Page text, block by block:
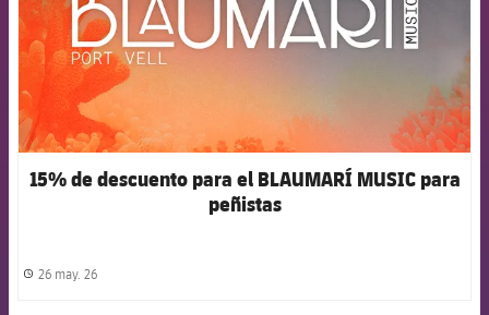
15% de descuento para el BLAUMARÍ MUSIC para
peñistas
label.share.clock
26 may. 26